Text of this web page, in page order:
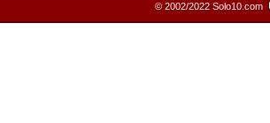
© 2002/2022 Solo10.com